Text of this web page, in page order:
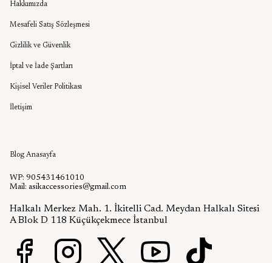
Hakkımızda
Mesafeli Satış Sözleşmesi
Gizlilik ve Güvenlik
İptal ve İade Şartları
Kişisel Veriler Politikası
İletişim
Blog Anasayfa
WP: 905431461010
Mail: asikaccessories@gmail.com
Halkalı Merkez Mah. 1. İkitelli Cad. Meydan Halkalı Sitesi
A Blok D 118 Küçükçekmece İstanbul